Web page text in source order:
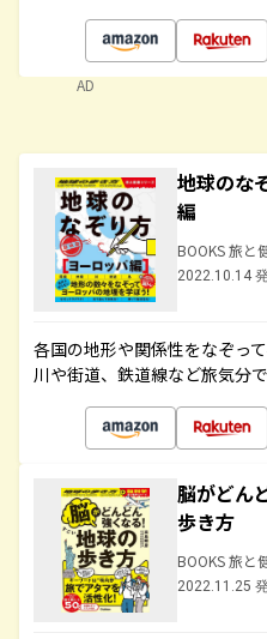
AD
地球の
編
BOOKS 旅と
2022.10.14
各国の地形や関係性をなぞっ
川や街道、鉄道線など旅気分
脳がどん
歩き方
BOOKS 旅と
2022.11.25